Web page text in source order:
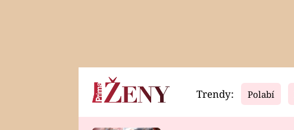
Horoskopy Video
Trendy: Polabí